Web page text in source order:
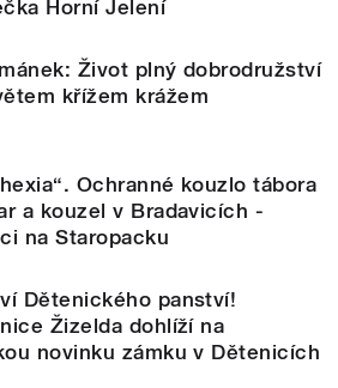
Horní Jelení
Život plný dobrodružství
křížem krážem
Ochranné kouzlo tábora
a kouzel v Bradavicích -
na Staropacku
Dětenického panství!
Žizelda dohlíží na
novinku zámku v Dětenicích